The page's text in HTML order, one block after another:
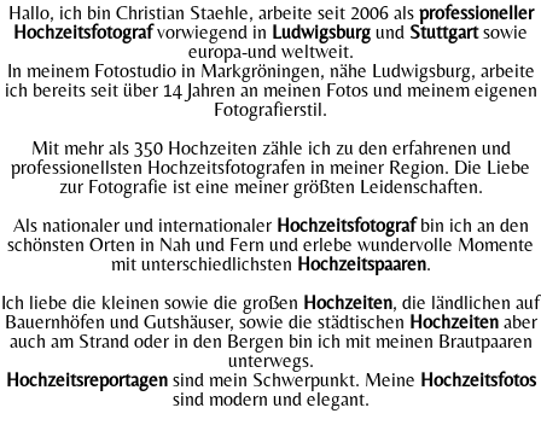
Hallo, ich bin Christian Staehle, arbeite seit 2006 als professioneller
Hochzeitsfotografvorwiegend in Ludwigsburg und Stuttgartsowie
europa-und weltweit.
In meinem Fotostudio in Markgröningen, nähe Ludwigsburg, arbeite
ich bereits seit über 14 Jahren an meinen Fotos und meinem eigenen
Fotografierstil.
Mit mehr als 350 Hochzeiten zähle ich zu den erfahrenen und
professionellsten Hochzeitsfotografen in meiner Region. Die Liebe
zur Fotografie ist eine meiner größten Leidenschaften.
Als nationaler und internationaler Hochzeitsfotografbin ich an den
schönsten Orten in Nah und Fern und erlebe wundervolle Momente
mit unterschiedlichsten Hochzeitspaaren.
Ich liebe die kleinen sowie die großen Hochzeiten, die ländlichen auf
Bauernhöfen und Gutshäuser, sowie die städtischen Hochzeitenaber
auch am Strand oder in den Bergen bin ich mit meinen Brautpaaren
unterwegs.
Hochzeitsreportagensind mein Schwerpunkt. Meine Hochzeitsfotos
sind modern und elegant.